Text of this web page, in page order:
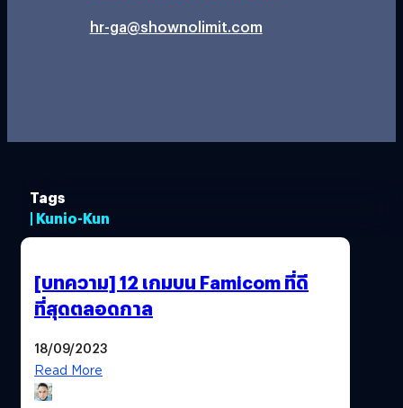
hr-ga@shownolimit.com
Tags
| Kunio-Kun
[บทความ] 12 เกมบน Famicom ที่ดี
ที่สุดตลอดกาล
18/09/2023
Read More